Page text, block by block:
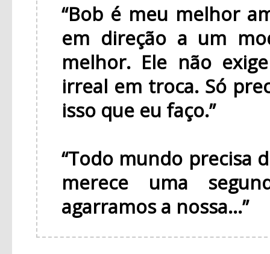
“Bob é meu melhor
em direção a um
melhor. Ele não
irreal em troca. Só
isso que eu faço.”
“Todo mundo precisa
merece uma
agarramos a nossa...”